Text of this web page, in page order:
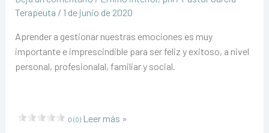
Terapeuta / 1 de junio de 2020
Aprender a gestionar nuestras emociones es muy
importante e imprescindible para ser feliz y exitoso, a nivel
personal, profesionalal, familiar y social.
gestionar
0 (0)Leer más »